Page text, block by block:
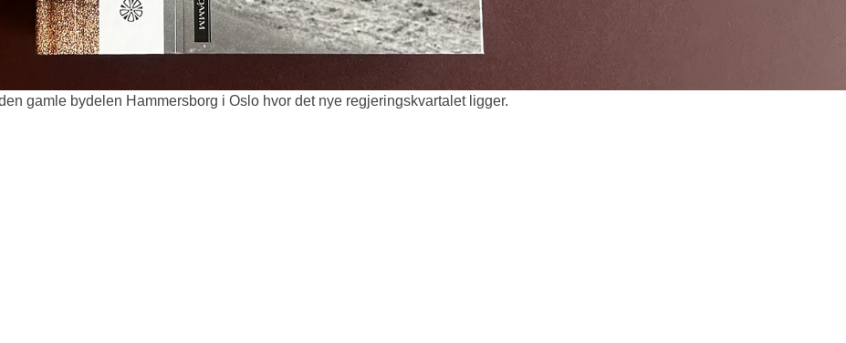
gamle bydelen Hammersborg i Oslo hvor det nye regjeringskvartalet ligger.